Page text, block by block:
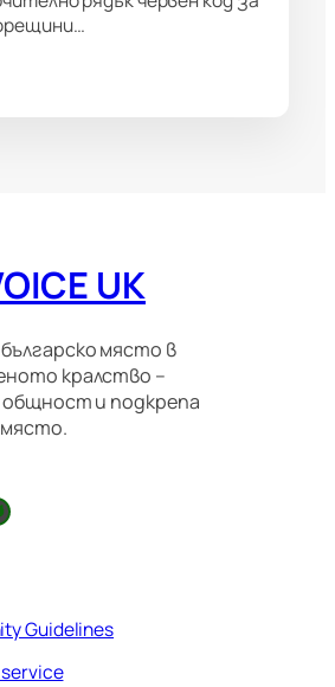
UK
място в
кралство –
общност и подкрепа
Guidelines